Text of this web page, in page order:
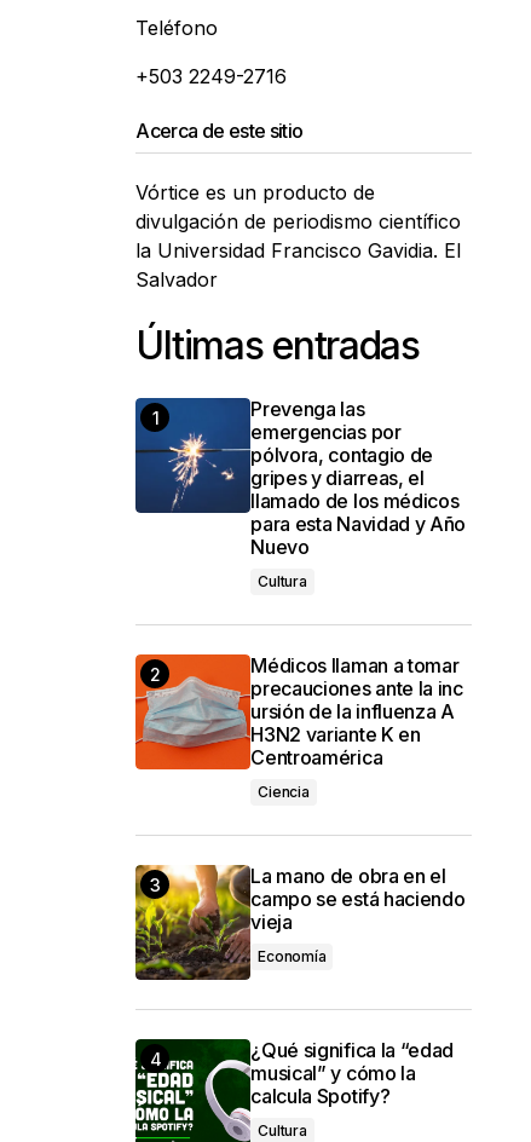
Teléfono
+503 2249-2716
Acerca de este sitio
Vórtice es un producto de
divulgación de periodismo científico
la Universidad Francisco Gavidia. El
Salvador
Últimas entradas
Prevenga las
emergencias por
pólvora, contagio de
gripes y diarreas, el
llamado de los médicos
para esta Navidad y Año
Nuevo
Cultura
Médicos llaman a tomar
precauciones ante la inc
ursión de la influenza A
H3N2 variante K en
Centroamérica
Ciencia
La mano de obra en el
campo se está haciendo
vieja
Economía
¿Qué significa la “edad
musical” y cómo la
calcula Spotify?
Cultura